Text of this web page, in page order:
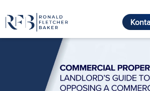
Zum Inhalt springen